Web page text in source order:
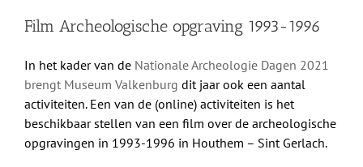
Film Archeologische opgraving 1993-1996
In het kader van de Nationale Archeologie Dagen 2021
brengt Museum Valkenburg dit jaar ook een aantal
activiteiten. Een van de (online) activiteiten is het
beschikbaar stellen van een film over de archeologische
opgravingen in 1993-1996 in Houthem – Sint Gerlach.